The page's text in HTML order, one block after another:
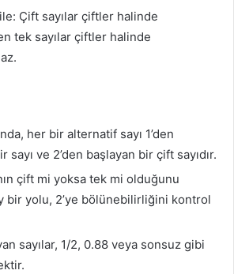
Çift sayılar çiftler halinde
tek sayılar çiftler halinde
her bir alternatif sayı 1’den
sayı ve 2’den başlayan bir çift sayıdır.
çift mi yoksa tek mi olduğunu
bir yolu, 2’ye bölünebilirliğini kontrol
sayılar, 1/2, 0.88 veya sonsuz gibi